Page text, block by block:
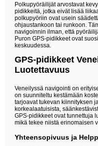
Polkupyöräilijät arvostavat
pidikkeitä, jotka eivät lisää
polkupyöriin ovat usein
ohjaustankoon tai runkoon.
navigoinnin ilman, että
Puron GPS-pidikkeet ovat
keskuudessa.
GPS-pidikkeet
Luotettavuus
Veneilyssä navigointi on
on suunniteltu kestämään
tarjoavat tukevan kiinnityksen
korkealaatuisista,
GPS-pidikkeet ovat tunnettuja
mikä tekee niistä erinomaisen
Yhteensopivuus ja